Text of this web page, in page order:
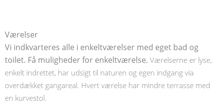
Værelser
Vi indkvarteres alle i enkeltværelser med eget bad og
toilet. Få muligheder for enkeltværelse. Værelserne er lyse,
enkelt indrettet, har udsigt til naturen og egen indgang via
overdækket gangareal. Hvert værelse har mindre terrasse med
en kurvestol.